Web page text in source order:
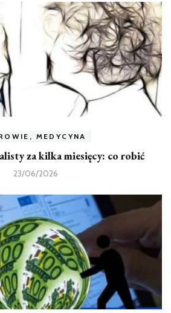
MEDYCYNA
za kilka miesięcy: co robić
23/06/2026